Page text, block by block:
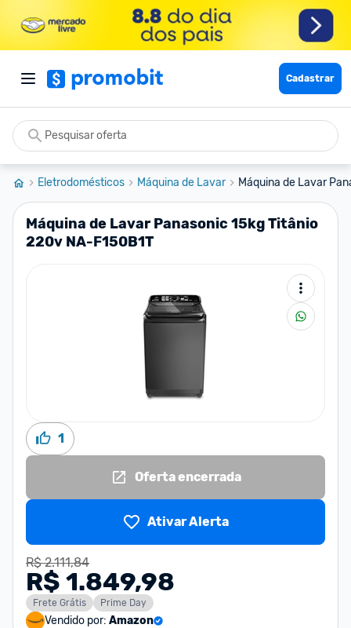
Cadastrar
Eletrodomésticos Máquina de Lavar Máquina de Lavar
Máquina de Lavar Panasonic 15kg Titânio
220v NA-F150B1T
1
Oferta encerrada
Ativar Alerta
R$ 2.111,84
R$ 1.849,98
Frete Grátis Prime Day
Vendido por: Amazon